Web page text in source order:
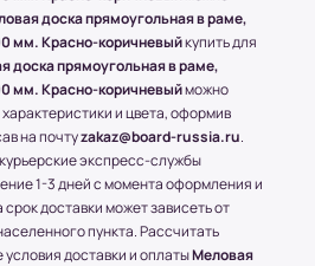
(ТК). Доставка в
и города России.
и города
любые ТК (Транспортные
удобны клиенту.
(кроме Москвы и МО) и
компания Board-
100% предоплате.
доска прямоугольная в раме,
мм. Красно-коричневыйкупить для
доска прямоугольная в раме,
мм. Красно-коричневыйможно
и цвета, оформив
на почтуzakaz@board-russia.ru.
экспресс-службы
1-3 дней с момента оформления и
доставки может зависеть от
пункта. Рассчитать
условия доставки и оплатыМеловая